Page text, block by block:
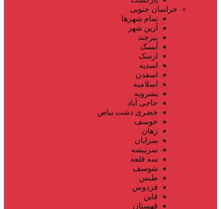
خراسان جنوبی
تمام شهر‌ها
آرین شهر
بیرجند
آیسک
ارسک
اسدیه
اسفدن
اسلامیه
بشرویه
حاجی آباد
خضری دشت بیاض
خوسف
زهان
سرایان
سربیشه
سه قلعه
شوسف
طبس
فردوس
قاین
قهستان